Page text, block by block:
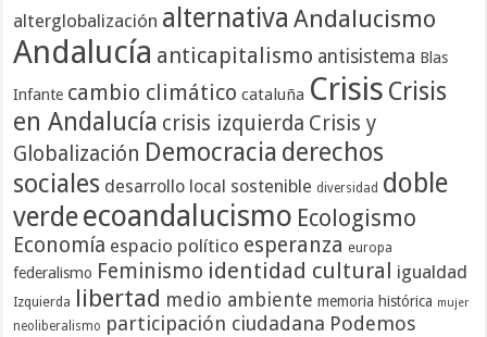
alterglobalización alternativa Andalucismo
Andalucía anticapitalismo antisistema Blas
Infante cambio climático cataluña Crisis Crisis
en Andalucía crisis izquierda Crisis y
Globalización Democracia derechos
sociales desarrollo local sostenible diversidad doble
verdeecoandalucismo Ecologismo
Economía espacio político esperanza europa
federalismo Feminismo identidad cultural igualdad
Izquierda libertad medio ambiente memoria histórica mujer
neoliberalismo participación ciudadana Podemos